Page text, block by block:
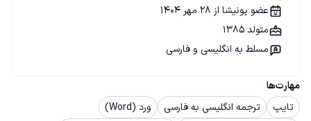
مهارت‌ها
تایپ
ترجمه انگلیسی به فارسی
ورد (Word)
عضو پونیشا از 28 مهر 1404
متولد 1385
مسلط به انگلیسی و فارسی